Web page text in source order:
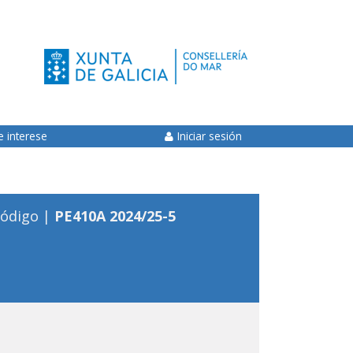
interese Iniciar sesión
| PE410A 2024/25-5